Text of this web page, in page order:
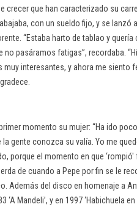
crecer que han caracterizado su
con un sueldo fijo, y se lanzó
“Estaba harto de tablao y quería
no pasáramos fatigas”, recordaba.
interesantes, y ahora me siento
momento su mujer: “Ha ido
la gente conozca su valía. Yo me
porque el momento en que
de cuando a Pepe por fin se le
Además del disco en homenaje a
Mandeli’, y en 1997 ‘Habichuela